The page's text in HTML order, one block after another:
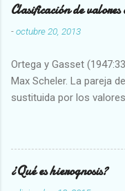
Clasificación de valores
-octubre 20, 2013
Ortega y Gasset
Max Scheler. La pareja
sustituida por los
Abundante-Escaso,etc
Vulgar Enérgico-Inerte
Intelectuales
Evidente-Probable,etc
¿Qué es hierognosis?